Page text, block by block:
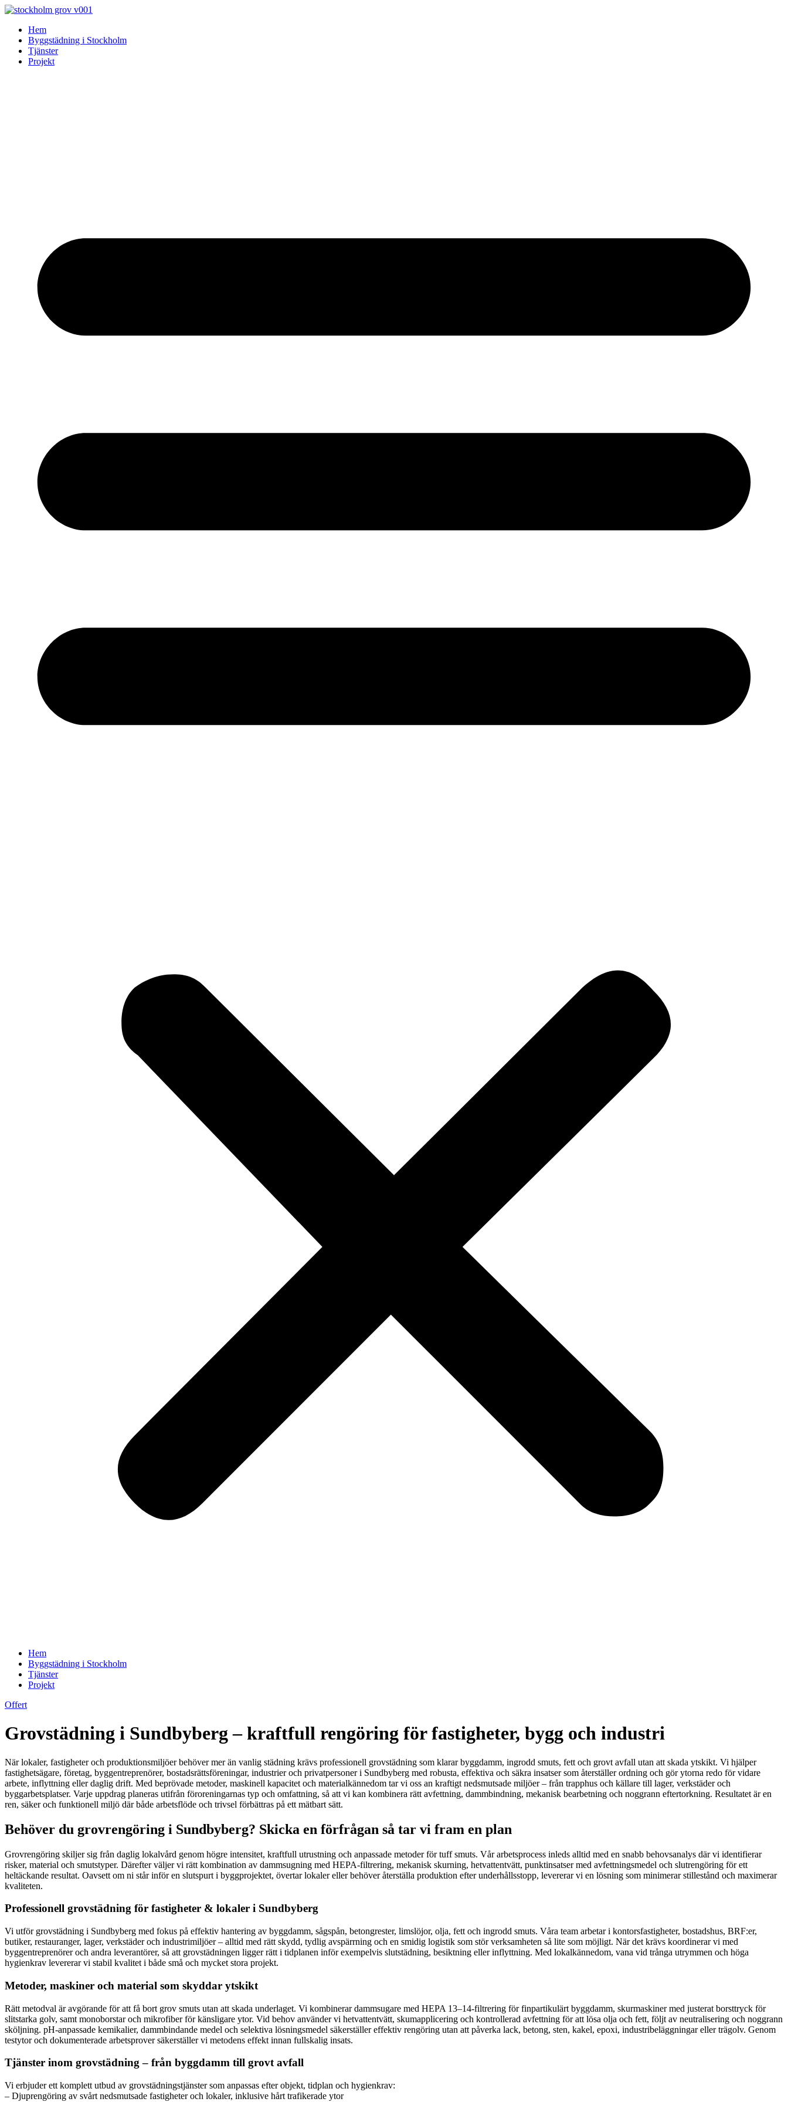
Skip
contentHem
Byggstädning i Stockholm
Tjänster
Projekt
Hem
Byggstädning i Stockholm
Tjänster
Projekt
Offert
Grovstädning i Sundbyberg – kraftfull rengöring för fastigheter, bygg och industri
När lokaler, fastigheter och produktionsmiljöer behöver mer än vanlig städning krävs professionell grovstädning som klarar byggdamm, ingrodd smuts, fett och grovt avfall utan att skada ytskikt. Vi hjälper
fastighetsägare, företag, byggentreprenörer, bostadsrättsföreningar, industrier och privatpersoner i Sundbyberg med robusta, effektiva och säkra insatser som återställer ordning och gör ytorna redo för vidare
arbete, inflyttning eller daglig drift. Med beprövade metoder, maskinell kapacitet och materialkännedom tar vi oss an kraftigt nedsmutsade miljöer – från trapphus och källare till lager, verkstäder och
byggarbetsplatser. Varje uppdrag planeras utifrån föroreningarnas typ och omfattning, så att vi kan kombinera rätt avfettning, dammbindning, mekanisk bearbetning och noggrann eftertorkning. Resultatet är en
ren, säker och funktionell miljö där både arbetsflöde och trivsel förbättras på ett mätbart sätt.
Behöver du grovrengöring i Sundbyberg? Skicka en förfrågan så tar vi fram en plan
Grovrengöring skiljer sig från daglig lokalvård genom högre intensitet, kraftfull utrustning och anpassade metoder för tuff smuts. Vår arbetsprocess inleds alltid med en snabb behovsanalys där vi identifierar
risker, material och smutstyper. Därefter väljer vi rätt kombination av dammsugning med HEPA-filtrering, mekanisk skurning, hetvattentvätt, punktinsatser med avfettningsmedel och slutrengöring för ett
heltäckande resultat. Oavsett om ni står inför en slutspurt i byggprojektet, övertar lokaler eller behöver återställa produktion efter underhållsstopp, levererar vi en lösning som minimerar stillestånd och maximerar
kvaliteten.
Professionell grovstädning för fastigheter & lokaler i Sundbyberg
Vi utför grovstädning i Sundbyberg med fokus på effektiv hantering av byggdamm, sågspån, betongrester, limslöjor, olja, fett och ingrodd smuts. Våra team arbetar i kontorsfastigheter, bostadshus, BRF:er,
butiker, restauranger, lager, verkstäder och industrimiljöer – alltid med rätt skydd, tydlig avspärrning och en smidig logistik som stör verksamheten så lite som möjligt. När det krävs koordinerar vi med
byggentreprenörer och andra leverantörer, så att grovstädningen ligger rätt i tidplanen inför exempelvis slutstädning, besiktning eller inflyttning. Med lokalkännedom, vana vid trånga utrymmen och höga
hygienkrav levererar vi stabil kvalitet i både små och mycket stora projekt.
Metoder, maskiner och material som skyddar ytskikt
Rätt metodval är avgörande för att få bort grov smuts utan att skada underlaget. Vi kombinerar dammsugare med HEPA 13–14-filtrering för finpartikulärt byggdamm, skurmaskiner med justerat borsttryck för
slitstarka golv, samt monoborstar och mikrofiber för känsligare ytor. Vid behov använder vi hetvattentvätt, skumapplicering och kontrollerad avfettning för att lösa olja och fett, följt av neutralisering och noggrann
sköljning. pH-anpassade kemikalier, dammbindande medel och selektiva lösningsmedel säkerställer effektiv rengöring utan att påverka lack, betong, sten, kakel, epoxi, industribeläggningar eller trägolv. Genom
testytor och dokumenterade arbetsprover säkerställer vi metodens effekt innan fullskalig insats.
Tjänster inom grovstädning – från byggdamm till grovt avfall
Vi erbjuder ett komplett utbud av grovstädningstjänster som anpassas efter objekt, tidplan och hygienkrav:
– Djuprengöring av svårt nedsmutsade fastigheter och lokaler, inklusive hårt trafikerade ytor